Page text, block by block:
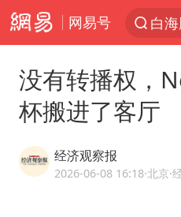
网易号
白
拜
没有转播权，
杯搬进了客厅
经济观察报
2026-06-08 16:18·北京